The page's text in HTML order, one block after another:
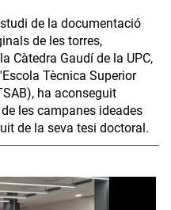
de la documentació
de les torres,
Càtedra Gaudí de la UPC,
Tècnica Superior
ha aconseguit
les campanes ideades
de la seva tesi doctoral.